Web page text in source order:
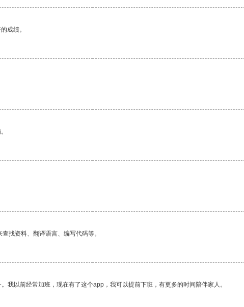
成绩。
找资料、翻译语言、编写代码等。
以前经常加班，现在有了这个app，我可以提前下班，有更多的时间陪伴家人。